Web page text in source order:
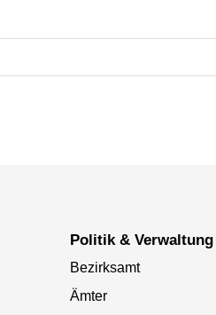
Politik & Verwaltung
Bezirksamt
Ämter